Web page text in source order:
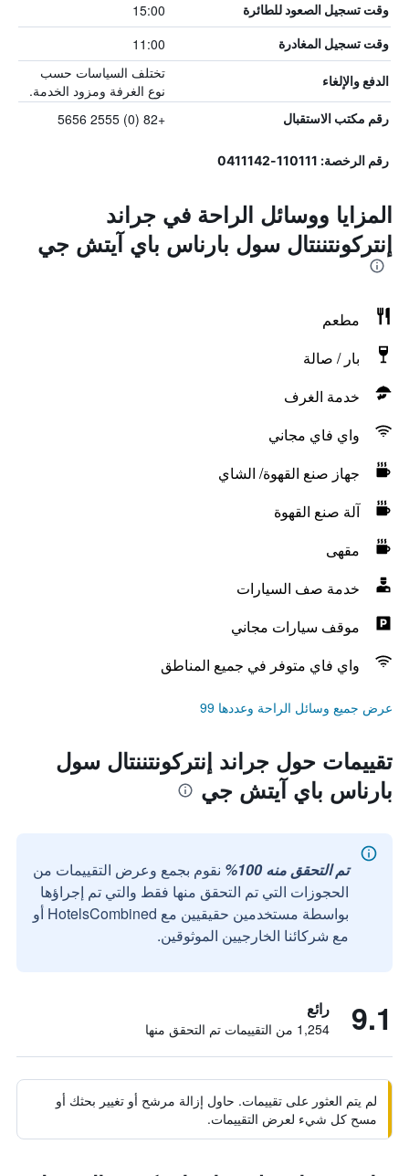
وقت تسجيل الصعود للطائرة 15:00
وقت تسجيل المغادرة 11:00
الدفع والإلغاء
تختلف السياسات حسب
نوع الغرفة ومزود الخدمة.
رقم مكتب الاستقبال +82 (0) 2555 5656
رقم الرخصة: 110111-0411142
المزايا ووسائل الراحة في جراند
إنتركونتننتال سول بارناس باي آيتش جي
مطعم
بار / صالة
خدمة الغرف
واي فاي مجاني
جهاز صنع القهوة/ الشاي
آلة صنع القهوة
مقهى
خدمة صف السيارات
موقف سيارات مجاني
واي فاي متوفر في جميع المناطق
عرض جميع وسائل الراحة وعددها 99
تقييمات حول جراند إنتركونتننتال سول
بارناس باي آيتش جي
تم التحقق منه 100%
نقوم بجمع وعرض التقييمات من
الحجوزات التي تم التحقق منها فقط والتي تم إجراؤها
بواسطة مستخدمين حقيقيين مع HotelsCombined أو
مع شركائنا الخارجيين الموثوقين.
9.1 رائع
1,254 من التقييمات تم التحقق منها
لم يتم العثور على تقييمات. حاول إزالة مرشح أو تغيير بحثك أو
مسح كل شيء لعرض التقييمات.